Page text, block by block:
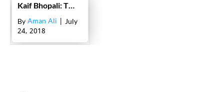
Kaif Bhopali: The artist who used words as colors!
By Aman Ali
| July
24, 2018